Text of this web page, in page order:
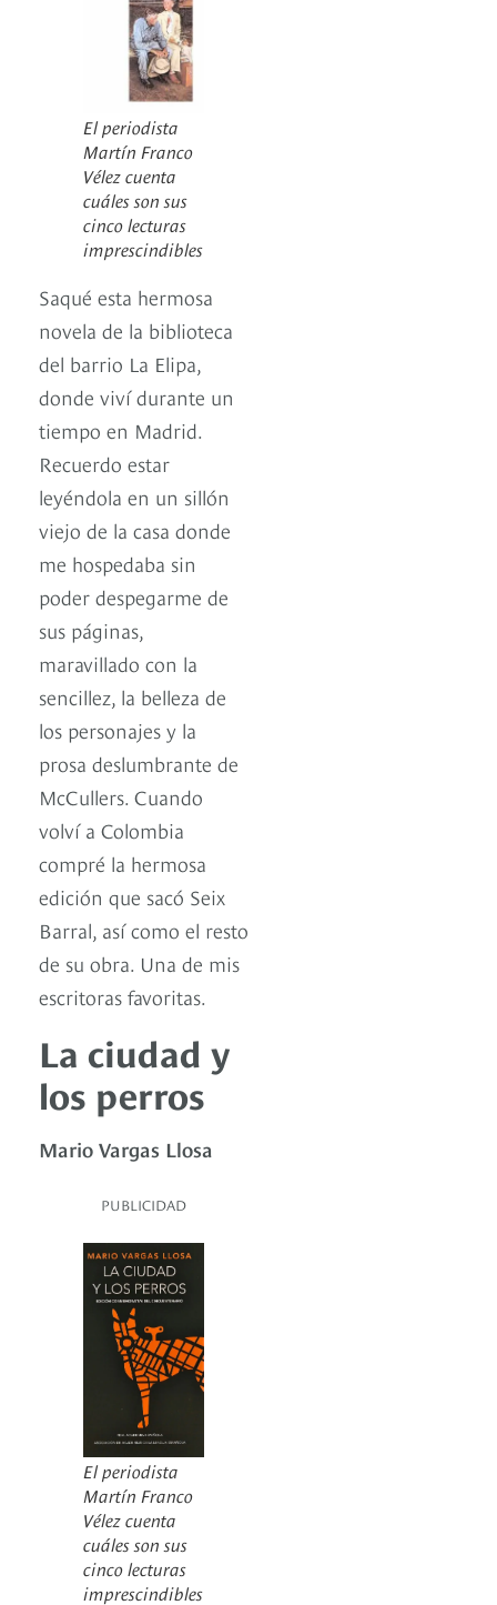
El periodista
Martín Franco
Vélez cuenta
cuáles son sus
cinco lecturas
imprescindibles
Saqué esta hermosa
novela de la biblioteca
del barrio La Elipa,
donde viví durante un
tiempo en Madrid.
Recuerdo estar
leyéndola en un sillón
viejo de la casa donde
me hospedaba sin
poder despegarme de
sus páginas,
maravillado con la
sencillez, la belleza de
los personajes y la
prosa deslumbrante de
McCullers. Cuando
volví a Colombia
compré la hermosa
edición que sacó Seix
Barral, así como el resto
de su obra. Una de mis
escritoras favoritas.
La ciudad y
los perros
Mario Vargas Llosa
PUBLICIDAD
El periodista
Martín Franco
Vélez cuenta
cuáles son sus
cinco lecturas
imprescindibles